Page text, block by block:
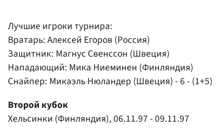
Лучшие игроки турнира:
Вратарь:Алексей Егоров (Россия)
Защитник: Магнус Свенссон (Швеция)
Нападающий: Мика Ниеминен (Финляндия)
Снайпер: Микаэль Нюландер (Швеция) - 6 - (1+5)
Второй кубок
Хельсинки (Финляндия), 06.11.97 - 09.11.97